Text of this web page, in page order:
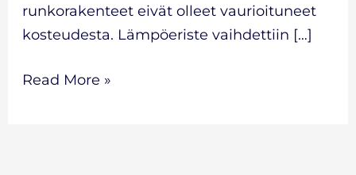
runkorakenteet eivät olleet vaurioituneet
kosteudesta. Lämpöeriste vaihdettiin […]
Read More »